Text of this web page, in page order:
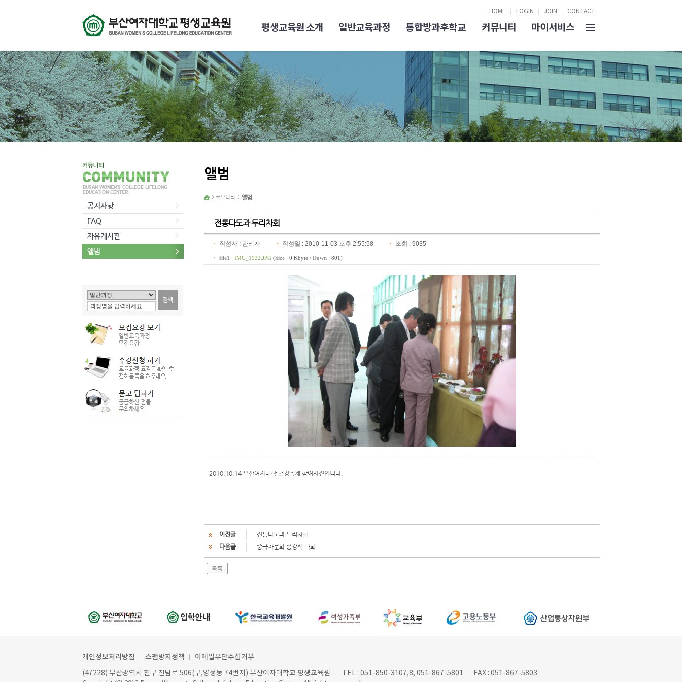
HOME LOGIN JOIN CONTACT
평생교육원 소개 일반교육과정 통합방과후학교 커뮤니티 마이서비스
공지사항
FAQ
자유게시판
앨범
앨범
커뮤니티 앨범
전통다도과 두리차회
작성자 : 관리자 작성일 : 2010-11-03 오후 2:55:58 조회 : 9035
file1 : IMG_1922.JPG (Size : 0 Kbyte / Down : 801)
2010.10.14 부산여자대학 행경축제 참여사진입니다.
이전글
전통다도과 두리차회
다음글
중국차문화 종강식 다회
목록
개인정보처리방침 스팸방지정책 이메일무단수집거부
(47228) 부산광역시 진구 진남로 506(구,양정동 74번지) 부산여자대학교 평생교육원 TEL : 051-850-3107,8, 051-867-5801
FAX : 051-867-5803